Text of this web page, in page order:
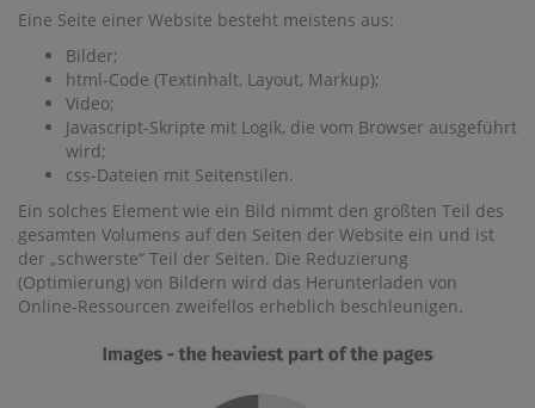
Eine Seite einer Website besteht meistens aus:
Bilder;
html-Code (Textinhalt, Layout, Markup);
Video;
Javascript-Skripte mit Logik, die vom Browser ausgeführt
wird;
css-Dateien mit Seitenstilen.
Ein solches Element wie ein Bild nimmt den größten Teil des
gesamten Volumens auf den Seiten der Website ein und ist
der „schwerste“ Teil der Seiten. Die Reduzierung
(Optimierung) von Bildern wird das Herunterladen von
Online-Ressourcen zweifellos erheblich beschleunigen.